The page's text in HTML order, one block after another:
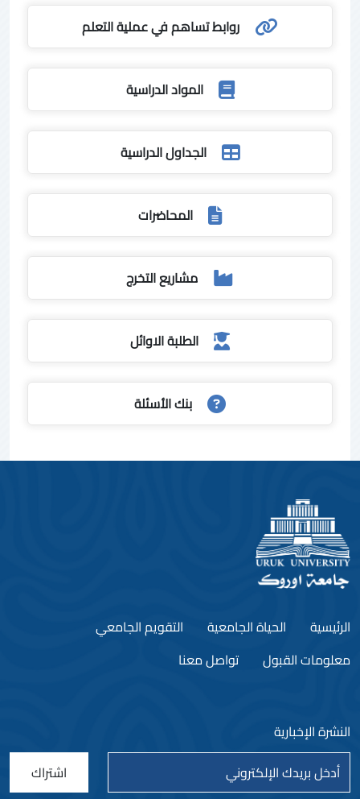
روابط تساهم في عملية التعلم
المواد الدراسية
الجداول الدراسية
المحاضرات
مشاريع التخرج
الطلبة الاوائل
بنك الأسئلة
الرئيسية الحياة الجامعية
التقويم الجامعي
معلومات القبول
تواصل معنا
النشرة الإخبارية
اشتراك